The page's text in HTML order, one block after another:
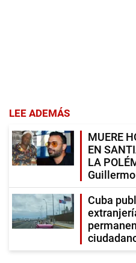
LEE ADEMÁS
MUERE
EN
LA
Cuba